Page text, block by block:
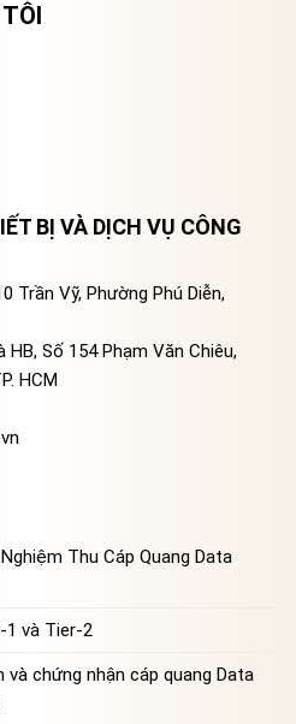
BỊ VÀ DỊCH VỤ CÔNG
Trần Vỹ, Phường Phú Diễn,
HB, Số 154 Phạm Văn Chiêu,
HCM
Thu Cáp Quang Data
1 và Tier-2
chứng nhận cáp quang Data